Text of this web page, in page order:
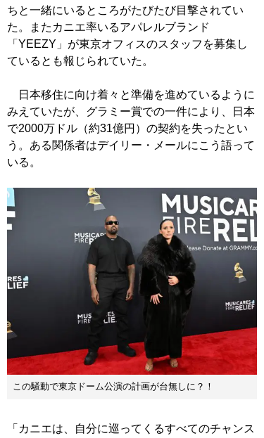
ちと一緒にいるところがたびたび目撃されてい
た。またカニエ率いるアパレルブランド
「YEEZY」が東京オフィスのスタッフを募集し
ているとも報じられていた。
日本移住に向け着々と準備を進めているように
みえていたが、グラミー賞での一件により、日本
で2000万ドル（約31億円）の契約を失ったとい
う。ある関係者はデイリー・メールにこう語って
いる。
この騒動で東京ドーム公演の計画が台無しに？！
「カニエは、自分に巡ってくるすべてのチャンス